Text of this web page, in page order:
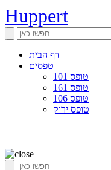
Huppert
דף הבית
טפסים
טופס 101
טופס 161
טופס 106
טופס ירוק